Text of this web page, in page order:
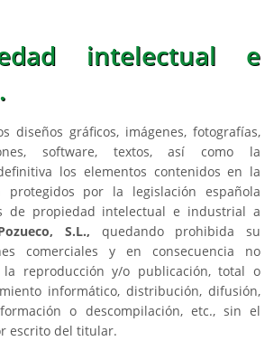
intelectual e
diseños gráficos, imágenes, fotografías,
software, textos, así como la
los elementos contenidos en la
protegidos por la legislación española
de propiedad intelectual e industrial a
S.L., quedando prohibida su
comerciales y en consecuencia no
reproducción y/o publicación, total o
informático, distribución, difusión,
o descompilación, etc., sin el
escrito del titular.